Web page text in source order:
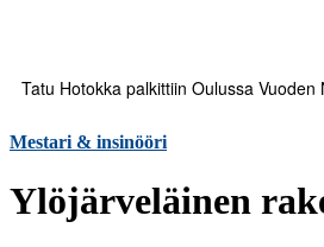
Tatu Hotokka palkittiin Oulussa Vuoden
Mestari & insinööri
Ylöjärveläinen